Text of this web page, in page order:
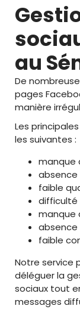
au
De
pages
manière
Les
les suivantes :
manque
absence
faible
difficulté
manque
absence
faible
Notre service
déléguer la
sociaux tout
messages